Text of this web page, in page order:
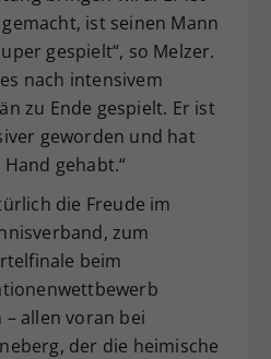
ist seinen Mann
gespielt“, so Melzer.
nach intensivem
zu Ende gespielt. Er ist
geworden und hat
gehabt.“
die Freude im
zum
beim
allen voran bei
der die heimische